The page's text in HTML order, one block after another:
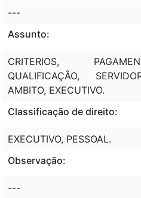
---
Assunto:
CRITERIOS,
QUALIFICAÇÃO,
AMBITO, EXECUTIVO.
Classificação de direito:
EXECUTIVO, PESSOAL.
Observação:
---